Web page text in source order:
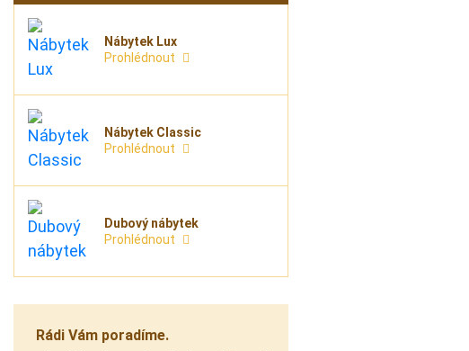
Nábytek Lux
Prohlédnout
Nábytek Classic
Prohlédnout
Dubový nábytek
Prohlédnout
Rádi Vám poradíme.